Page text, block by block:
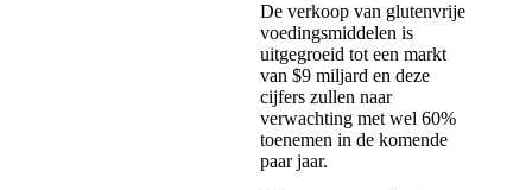
De verkoop van glutenvrije
voedingsmiddelen is
uitgegroeid tot een markt
van $9 miljard en deze
cijfers zullen naar
verwachting met wel 60%
toenemen in de komende
paar jaar.